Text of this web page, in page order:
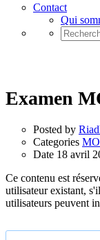
Contact
Qui
Examen
Posted by
Categories
Date 18 avril
Ce contenu est
utilisateur existant,
utilisateurs peuvent